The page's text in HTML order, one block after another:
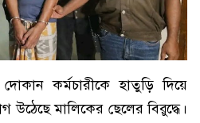
কর্মচারীকে হাতুড়ি দিয়ে
উঠেছে মালিকের ছেলের বিরুদ্ধে।